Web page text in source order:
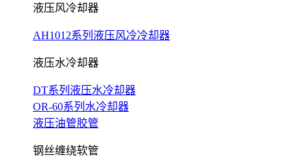
液压风冷却器
AH1012系列液压风冷冷却器
液压水冷却器
DT系列液压水冷却器
OR-60系列水冷却器
液压油管胶管
钢丝缠绕软管